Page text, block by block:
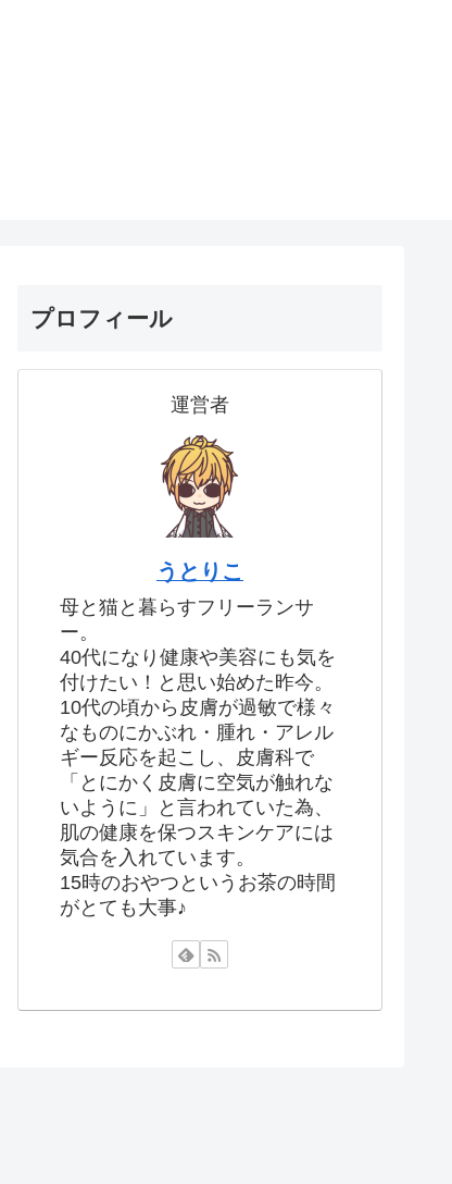
プロフィール
運営者
うとりこ
母と猫と暮らすフリーランサ
ー。
40代になり健康や美容にも気を
付けたい！と思い始めた昨今。
10代の頃から皮膚が過敏で様々
なものにかぶれ・腫れ・アレル
ギー反応を起こし、皮膚科で
「とにかく皮膚に空気が触れな
いように」と言われていた為、
肌の健康を保つスキンケアには
気合を入れています。
15時のおやつというお茶の時間
がとても大事♪